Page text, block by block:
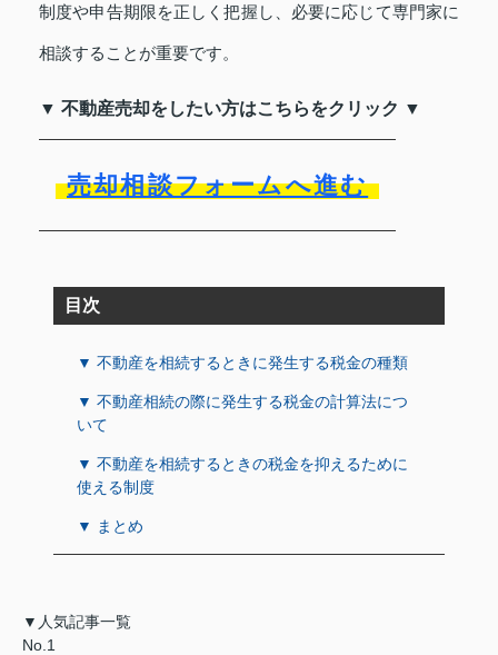
制度や申告期限を正しく把握し、必要に応じて専門家に
相談することが重要です。
▼ 不動産売却をしたい方はこちらをクリック ▼
売却相談フォームへ進む
目次
▼ 不動産を相続するときに発生する税金の種類
▼ 不動産相続の際に発生する税金の計算法につ
いて
▼ 不動産を相続するときの税金を抑えるために
使える制度
▼ まとめ
▼人気記事一覧
No.1